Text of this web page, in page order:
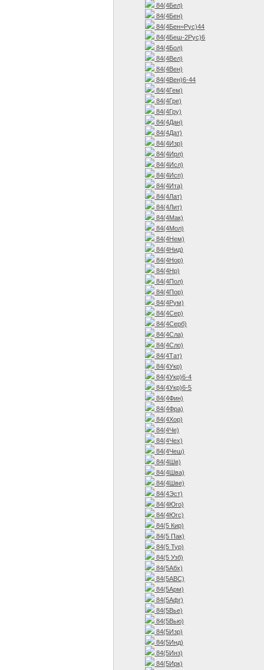
84(4Бел)
84(4Бен)
84(4Бен=Рус)44
84(4Беш-2Рус)6
84(4Бол)
84(4Вел)
84(4Вен)
84(4Вен)6-44
84(4Гем)
84(4Гре)
84(4Гру)
84(4Дан)
84(4Дат)
84(4Изр)
84(4Ирл)
84(4Исл)
84(4Исп)
84(4Ита)
84(4Лат)
84(4Лит)
84(4Мак)
84(4Мол)
84(4Нем)
84(4Нид)
84(4Нор)
84(4Нр)
84(4Пол)
84(4Пор)
84(4Рум)
84(4Сер)
84(4Серб)
84(4Сла)
84(4Сло)
84(4Тат)
84(4Укр)
84(4Укр)6-4
84(4Укр)6-5
84(4Фин)
84(4Фра)
84(4Хор)
84(4Че)
84(4Чех)
84(4Чеш)
84(4Шв)
84(4Шва)
84(4Шве)
84(4Эст)
84(4Юго)
84(4Югс)
84(5 Кир)
84(5 Пак)
84(5 Тур)
84(5 Узб)
84(5Абх)
84(5АВС)
84(5Арм)
84(5Афг)
84(5Вье)
84(5Вью)
84(5Изр)
84(5Инд)
84(5Инз)
84(5Ирк)